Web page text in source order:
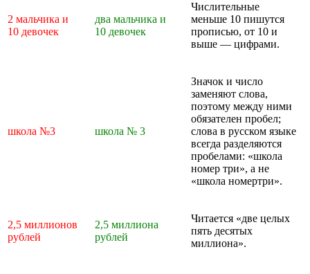
2 мальчика и
10 девочек
два мальчика и
10 девочек
Числительные
меньше 10 пишутся
прописью, от 10 и
выше — цифрами.
школа №3 школа № 3
Значок и число
заменяют слова,
поэтому между ними
обязателен пробел;
слова в русском языке
всегда разделяются
пробелами: «школа
номер три», а не
«школа номертри».
2,5 миллионов
рублей
2,5 миллиона
рублей
Читается «две целых
пять десятых
миллиона».